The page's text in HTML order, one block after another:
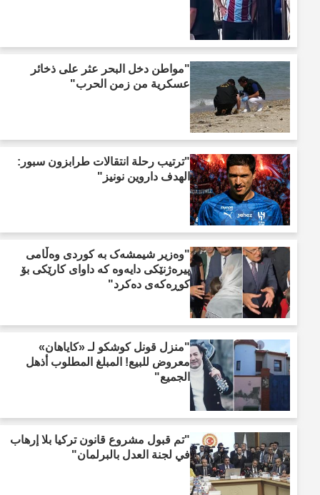
"مواطن دخل البحر عثر على ذخائر
عسكرية من زمن الحرب"
"ترتيب رحلة انتقالات طرابزون سبور:
الهدف داروين نونيز"
"وەزیر شیمشەک بە کوردی وەڵامی
پیرەژنێکی دایەوە کە داوای کارێکی بۆ
کوڕەکەی دەکرد"
"منزل قونل كوشكو لـ «كاياهان»
معروض للبيع! المبلغ المطلوب أذهل
الجميع"
"تم قبول مشروع قانون تركيا بلا إرهاب
في لجنة العدل بالبرلمان"